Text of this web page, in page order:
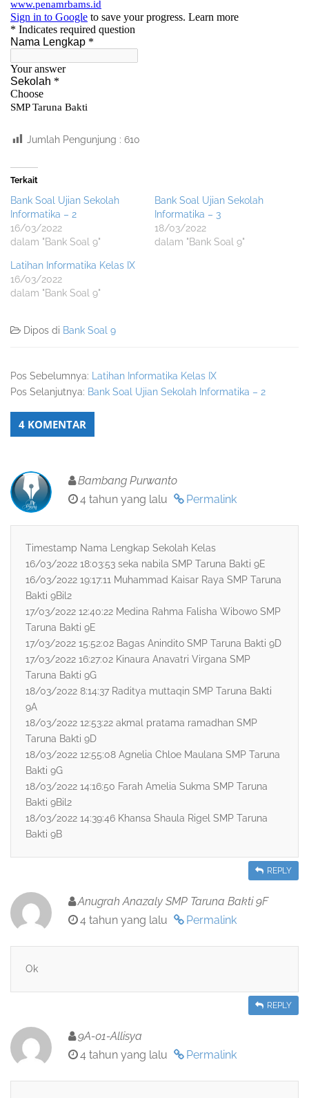
Jumlah Pengunjung : 610
Terkait
Bank Soal Ujian Sekolah
Informatika – 2
16/03/2022
dalam "Bank Soal 9"
Bank Soal Ujian Sekolah
Informatika – 3
18/03/2022
dalam "Bank Soal 9"
Latihan Informatika Kelas IX
16/03/2022
dalam "Bank Soal 9"
Dipos di Bank Soal 9
Pos Sebelumnya:
Latihan Informatika Kelas IX
Pos Selanjutnya: Bank Soal Ujian Sekolah Informatika – 2
4 KOMENTAR
Bambang Purwanto
4 tahun yang lalu
Permalink
Timestamp Nama Lengkap Sekolah Kelas
16/03/2022 18:03:53 seka nabila SMP Taruna Bakti 9E
16/03/2022 19:17:11 Muhammad Kaisar Raya SMP Taruna
Bakti 9Bil2
17/03/2022 12:40:22 Medina Rahma Falisha Wibowo SMP
Taruna Bakti 9E
17/03/2022 15:52:02 Bagas Anindito SMP Taruna Bakti 9D
17/03/2022 16:27:02 Kinaura Anavatri Virgana SMP
Taruna Bakti 9G
18/03/2022 8:14:37 Raditya muttaqin SMP Taruna Bakti
9A
18/03/2022 12:53:22 akmal pratama ramadhan SMP
Taruna Bakti 9D
18/03/2022 12:55:08 Agnelia Chloe Maulana SMP Taruna
Bakti 9G
18/03/2022 14:16:50 Farah Amelia Sukma SMP Taruna
Bakti 9Bil2
18/03/2022 14:39:46 Khansa Shaula Rigel SMP Taruna
Bakti 9B
REPLY
Anugrah Anazaly SMP Taruna Bakti 9F
4 tahun yang lalu
Permalink
Ok
REPLY
9A-01-Allisya
4 tahun yang lalu
Permalink